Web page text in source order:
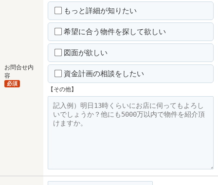
お問合せ内
容
必須
もっと詳細が知りたい
希望に合う物件を探して欲しい
図面が欲しい
資金計画の相談をしたい
【その他】